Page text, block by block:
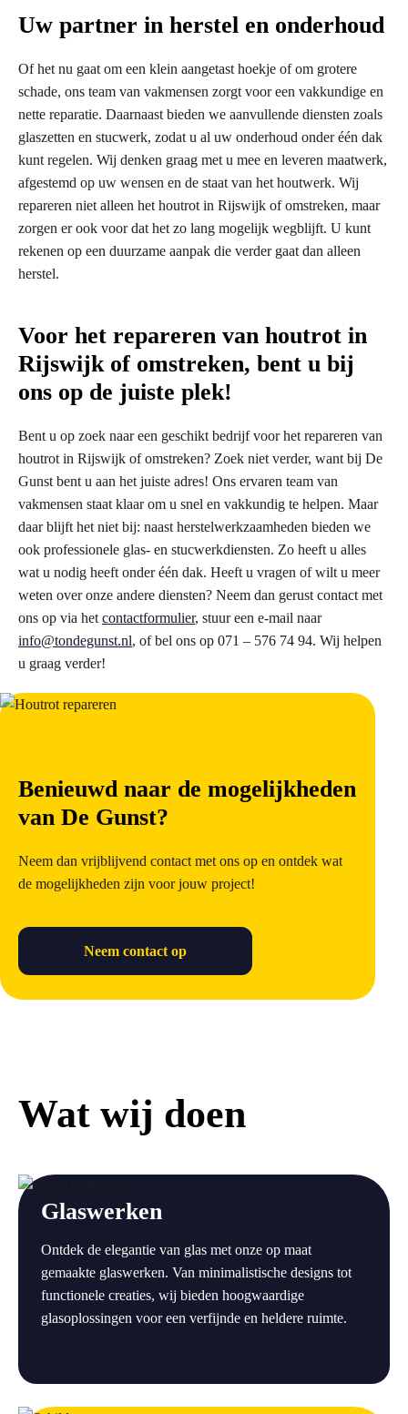
Uw partner in herstel en onderhoud
Of het nu gaat om een klein aangetast hoekje of om grotere
schade, ons team van vakmensen zorgt voor een vakkundige en
nette reparatie. Daarnaast bieden we aanvullende diensten zoals
glaszetten en stucwerk, zodat u al uw onderhoud onder één dak
kunt regelen. Wij denken graag met u mee en leveren maatwerk,
afgestemd op uw wensen en de staat van het houtwerk. Wij
repareren niet alleen het houtrot in Rijswijk of omstreken, maar
zorgen er ook voor dat het zo lang mogelijk wegblijft. U kunt
rekenen op een duurzame aanpak die verder gaat dan alleen
herstel.
Voor het repareren van houtrot in
Rijswijk of omstreken, bent u bij
ons op de juiste plek!
Bent u op zoek naar een geschikt bedrijf voor het repareren van
houtrot in Rijswijk of omstreken? Zoek niet verder, want bij De
Gunst bent u aan het juiste adres! Ons ervaren team van
vakmensen staat klaar om u snel en vakkundig te helpen. Maar
daar blijft het niet bij: naast herstelwerkzaamheden bieden we
ook professionele glas- en stucwerkdiensten. Zo heeft u alles
wat u nodig heeft onder één dak. Heeft u vragen of wilt u meer
weten over onze andere diensten? Neem dan gerust contact met
ons op via het contactformulier, stuur een e-mail naar
info@tondegunst.nl, of bel ons op 071 – 576 74 94. Wij helpen
u graag verder!
Benieuwd naar de mogelijkheden
van De Gunst?
Neem dan vrijblijvend contact met ons op en ontdek wat
de mogelijkheden zijn voor jouw project!
Neem contact op
Wat wij doen
Glaswerken
Ontdek de elegantie van glas met onze op maat
gemaakte glaswerken. Van minimalistische designs tot
functionele creaties, wij bieden hoogwaardige
glasoplossingen voor een verfijnde en heldere ruimte.
a